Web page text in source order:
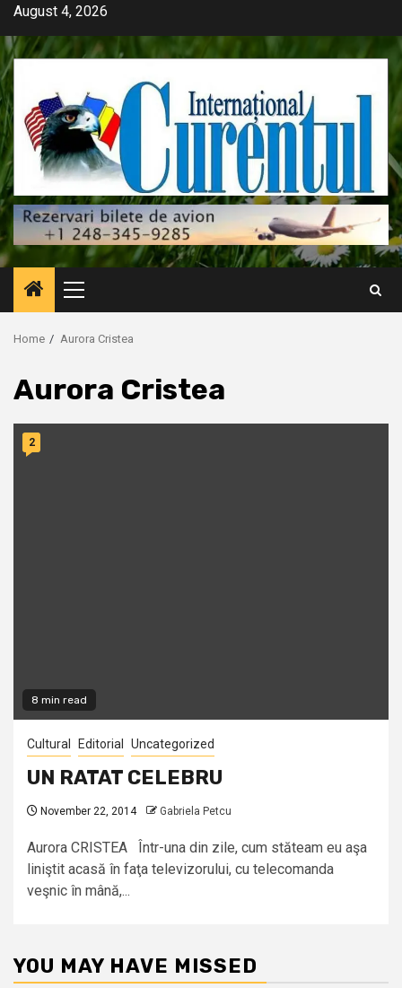
Skip
content
August 4, 2026
Primary
Menu
Home Aurora Cristea
Aurora Cristea
8 min read
2
Cultural Editorial Uncategorized
UN RATAT CELEBRU
November 22, 2014 Gabriela Petcu
Aurora CRISTEA Într-una din zile, cum stăteam eu aşa
liniştit acasă în faţa televizorului, cu telecomanda
veşnic în mână,...
YOU MAY HAVE MISSED